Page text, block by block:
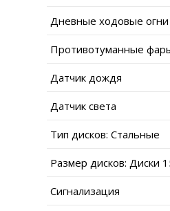
Дневные ходовые огни
Противотуманные
Датчик дождя
Датчик света
Тип дисков: Стальные
Размер дисков: Диски
Сигнализация